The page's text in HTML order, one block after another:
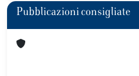
Pubblicazioni consigliate